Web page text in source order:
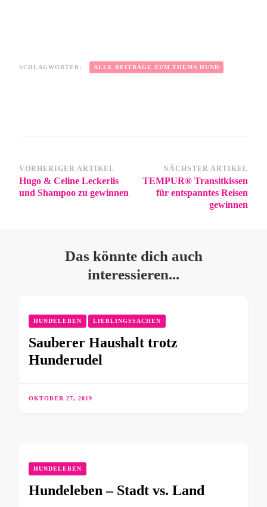
SCHLAGWÖRTER: ALLE BEITRÄGE ZUM THEMA HUND
VORHERIGER ARTIKEL
Hugo & Celine Leckerlis
und Shampoo zu gewinnen
NÄCHSTER ARTIKEL
TEMPUR® Transitkissen
für entspanntes Reisen
gewinnen
Das könnte dich auch
interessieren...
HUNDELEBEN LIEBLINGSSACHEN
Sauberer Haushalt trotz
Hunderudel
OKTOBER 27, 2019
HUNDELEBEN
Hundeleben – Stadt vs. Land